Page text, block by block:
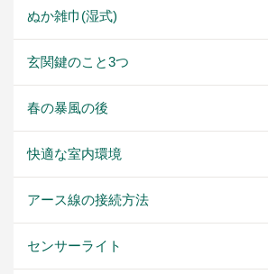
ぬか雑巾(湿式)
玄関鍵のこと3つ
春の暴風の後
快適な室内環境
アース線の接続方法
センサーライト